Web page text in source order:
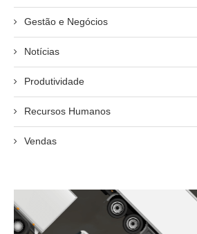
Gestão e Negócios
Notícias
Produtividade
Recursos Humanos
Vendas